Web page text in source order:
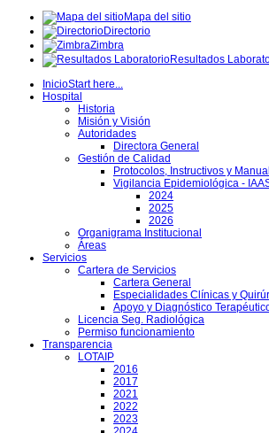
Mapa del sitio
Directorio
Zimbra
Resultados
InicioStart here...
Hospital
Historia
Misión y Visión
Autoridades
Directora General
Gestión de Calidad
Protocolos, Instructivos y
Vigilancia Epidemiológica -
2024
2025
2026
Organigrama Institucional
Áreas
Servicios
Cartera de Servicios
Cartera General
Especialidades Clínicas y
Apoyo y Diagnóstico
Licencia Seg. Radiológica
Permiso funcionamiento
Transparencia
LOTAIP
2016
2017
2021
2022
2023